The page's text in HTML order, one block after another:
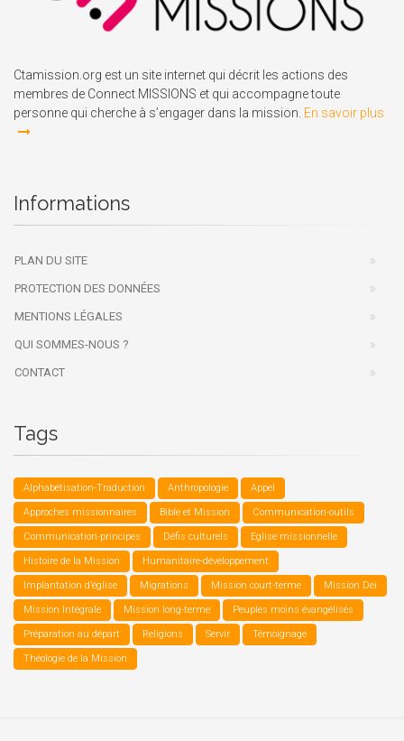
Ctamission.org est un site internet qui décrit les actions des
membres de Connect MISSIONS et qui accompagne toute
personne qui cherche à s’engager dans la mission. En savoir plus
Informations
PLAN DU SITE
PROTECTION DES DONNÉES
MENTIONS LÉGALES
QUI SOMMES-NOUS ?
CONTACT
Tags
Alphabétisation-Traduction Anthropologie Appel
Approches missionnaires Bible et Mission Communication-outils
Communication-principes Défis culturels Eglise missionnelle
Histoire de la Mission Humanitaire-développement
Implantation d’église Migrations Mission court-terme Mission Dei
Mission Intégrale Mission long-terme Peuples moins évangélisés
Préparation au départ Religions Servir Témoignage
Théologie de la Mission